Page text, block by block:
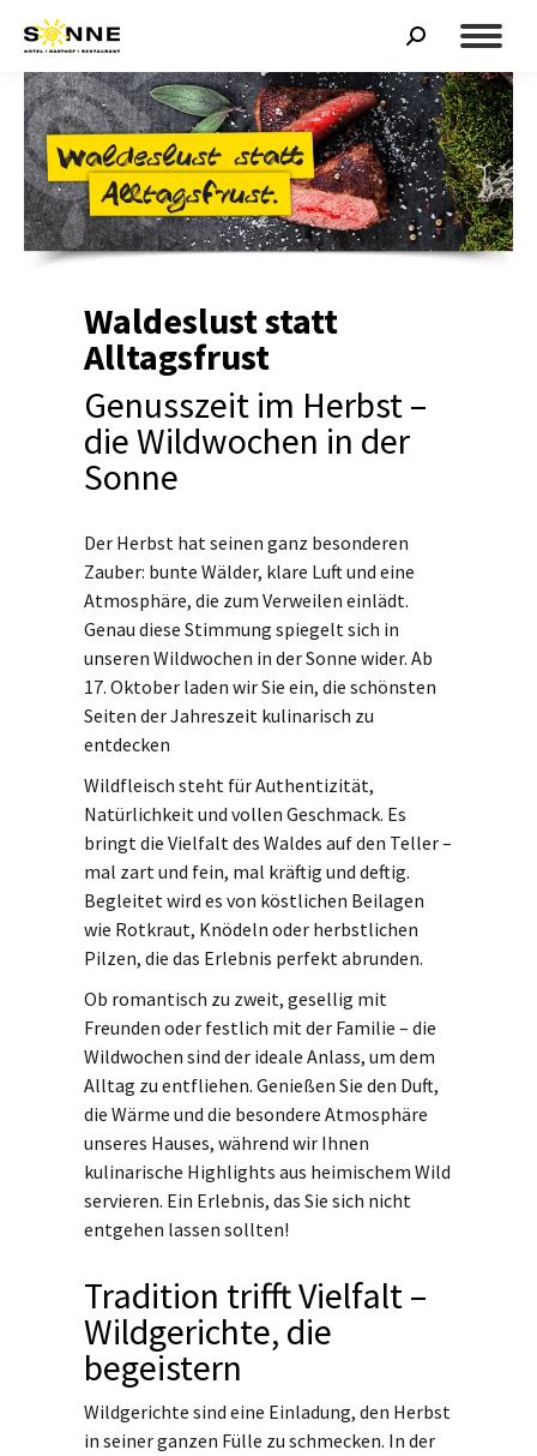
Search:
Waldeslust statt
Alltagsfrust
Genusszeit im Herbst –
dieWildwochen in der
Sonne
Der Herbst hat seinen ganz besonderen
Zauber: bunte Wälder, klare Luft und eine
Atmosphäre, die zum Verweilen einlädt.
Genau diese Stimmung spiegelt sich in
unseren Wildwochen in der Sonne wider. Ab
17. Oktober laden wir Sie ein, die schönsten
Seiten der Jahreszeit kulinarisch zu
entdecken
Wildfleisch steht für Authentizität,
Natürlichkeit und vollen Geschmack. Es
bringt die Vielfalt des Waldes auf den Teller –
mal zart und fein, mal kräftig und deftig.
Begleitet wird es von köstlichen Beilagen
wie Rotkraut, Knödeln oder herbstlichen
Pilzen, die das Erlebnis perfekt abrunden.
Ob romantisch zu zweit, gesellig mit
Freunden oder festlich mit der Familie – die
Wildwochen sind der ideale Anlass, um dem
Alltag zu entfliehen. Genießen Sie den Duft,
die Wärme und die besondere Atmosphäre
unseres Hauses, während wir Ihnen
kulinarische Highlights aus heimischem Wild
servieren. Ein Erlebnis, das Sie sich nicht
entgehen lassen sollten!
Tradition trifft Vielfalt –
Wildgerichte, die
begeistern
Wildgerichte sind eine Einladung, den Herbst
in seiner ganzen Fülle zu schmecken. In der